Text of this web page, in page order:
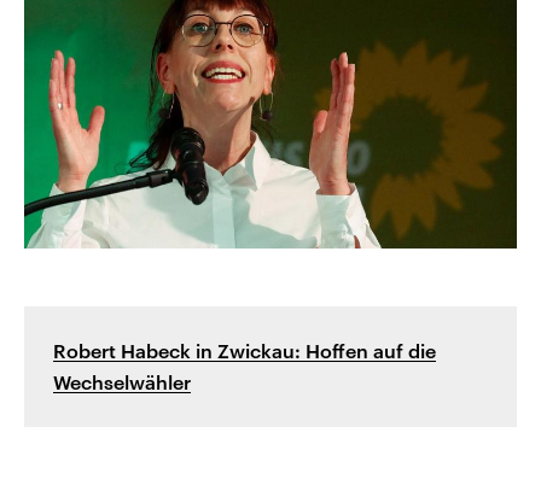
Robert Habeck in Zwickau: Hoffen auf die
Wechselwähler